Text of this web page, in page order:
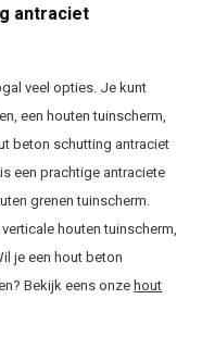
antraciet
veel opties. Je kunt
een houten tuinscherm,
beton schutting antraciet
een prachtige antraciete
grenen tuinscherm.
houten tuinscherm,
je een hout beton
Bekijk eens onzehout